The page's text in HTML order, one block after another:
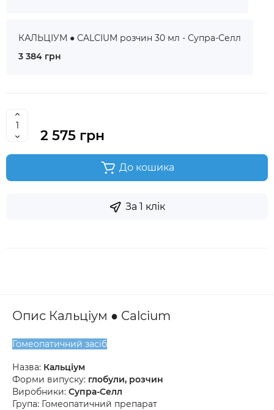
КАЛЬЦІУМ ● CALCIUM розчин 30 мл - Супра-Селл
3 384 грн
2 575 грн
До кошика
За 1 клік
Опис Кальціум ● Calcium
Гомеопатичний засіб
Назва: Кальціум
Форми випуску: глобули, розчин
Виробники: Супра-Селл
Група: Гомеопатичний препарат